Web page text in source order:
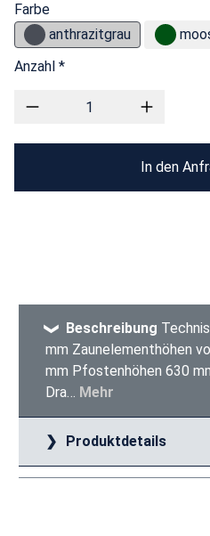
Farbe
anthrazitgrau
Anzahl *
In den
Beschreibung
mm Zaunelementhöhen
mm Pfostenhöhen 630
Dra… Mehr
Produktdetails